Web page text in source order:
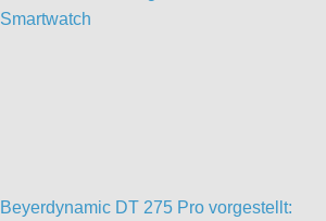
Smartwatch
Beyerdynamic DT 275 Pro vorgestellt: